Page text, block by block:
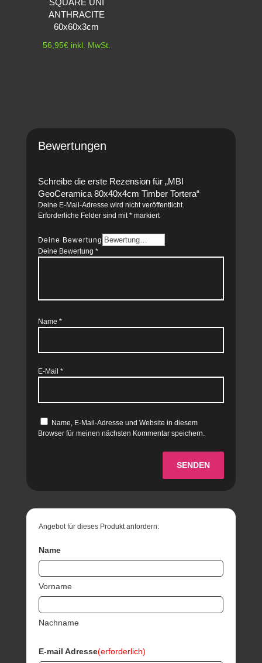
SQUARE UNI
ANTHRACITE
60x60x3cm
56,95€ inkl. MwSt.
Bewertungen
Schreibe die erste Rezension für „MBI
GeoCeramica 80x40x4cm Timber Tortera“
Deine E-Mail-Adresse wird nicht veröffentlicht.
Erforderliche Felder sind mit*markiert
Deine Bewertung
Deine Bewertung *
Name *
E-Mail *
Name, E-Mail-Adresse und Website in diesem
Browser für meinen nächsten Kommentar speichern.
SENDEN
Angebot für dieses Produkt anfordern:
Name
Vorname
Nachname
E-mail Adresse(erforderlich)